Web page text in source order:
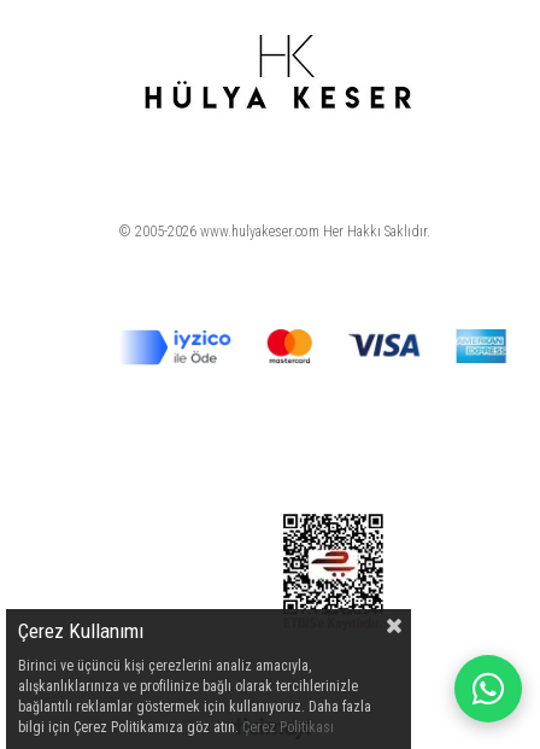
© 2005-2026 www.hulyakeser.com Her Hakkı Saklıdır.
Çerez Kullanımı
Birinci ve üçüncü kişi çerezlerini analiz amacıyla,
alışkanlıklarınıza ve profilinize bağlı olarak tercihlerinizle
bağlantılı reklamlar göstermek için kullanıyoruz. Daha fazla
bilgi için Çerez Politikamıza göz atın. Çerez Politikası